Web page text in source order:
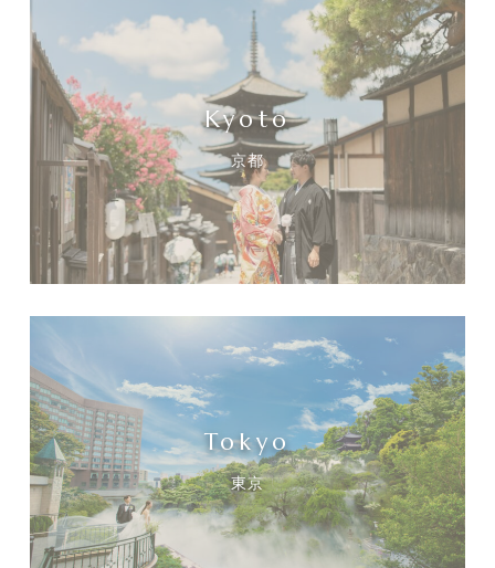
Kyoto
京都
Tokyo
東京